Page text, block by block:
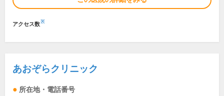
アクセス数※
あおぞらクリニック
所在地・電話番号